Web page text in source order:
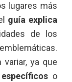
lugares más
guía explica
de los
ya que
o